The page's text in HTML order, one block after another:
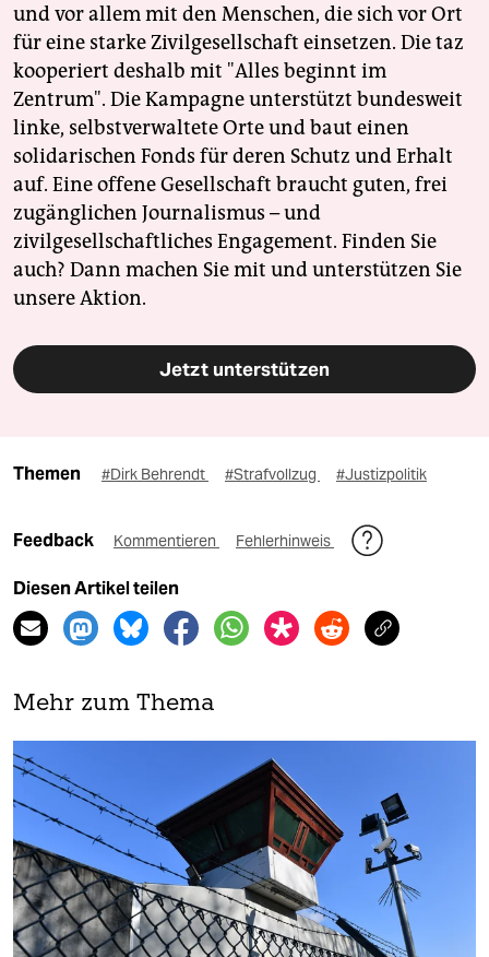
und vor allem mit den Menschen, die sich vor Ort
für eine starke Zivilgesellschaft einsetzen. Die taz
kooperiert deshalb mit "Alles beginnt im
Zentrum". Die Kampagne unterstützt bundesweit
linke, selbstverwaltete Orte und baut einen
solidarischen Fonds für deren Schutz und Erhalt
auf. Eine offene Gesellschaft braucht guten, frei
zugänglichen Journalismus – und
zivilgesellschaftliches Engagement. Finden Sie
auch? Dann machen Sie mit und unterstützen Sie
unsere Aktion.
Jetzt unterstützen
Themen #Dirk Behrendt #Strafvollzug #Justizpolitik
Feedback Kommentieren Fehlerhinweis
Diesen Artikel teilen
Mehr zum Thema